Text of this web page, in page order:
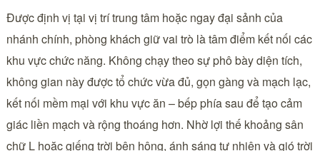
Được định vị tại vị trí trung tâm hoặc ngay đại sảnh của
nhánh chính, phòng khách giữ vai trò là tâm điểm kết nối các
khu vực chức năng. Không chạy theo sự phô bày diện tích,
không gian này được tổ chức vừa đủ, gọn gàng và mạch lạc,
kết nối mềm mại với khu vực ăn – bếp phía sau để tạo cảm
giác liền mạch và rộng thoáng hơn. Nhờ lợi thế khoảng sân
chữ L hoặc giếng trời bên hông, ánh sáng tự nhiên và gió trời